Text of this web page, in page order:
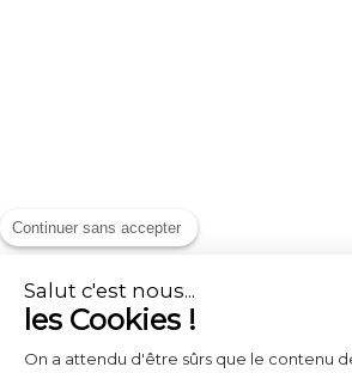
Continuer sans accepter
Salut c'est nous...
les Cookies !
On a attendu d'être sûrs que le contenu